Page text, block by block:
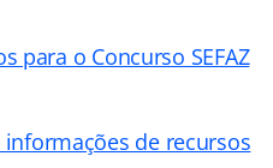
para o Concurso SEFAZ
de recursos